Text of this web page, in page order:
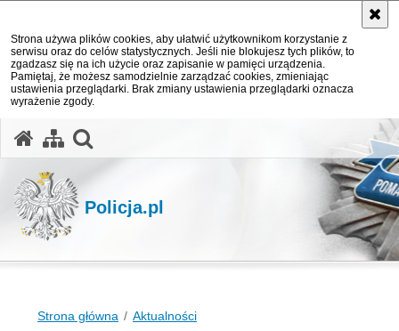
Strona używa plików cookies, aby ułatwić użytkownikom korzystanie z
serwisu oraz do celów statystycznych. Jeśli nie blokujesz tych plików, to
zgadzasz się na ich użycie oraz zapisanie w pamięci urządzenia.
Pamiętaj, że możesz samodzielnie zarządzać cookies, zmieniając
ustawienia przeglądarki. Brak zmiany ustawienia przeglądarki oznacza
wyrażenie zgody.
Policja.pl
Strona główna Aktualności